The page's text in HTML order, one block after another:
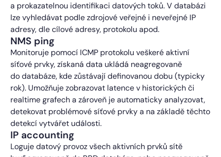
a prokazatelnou identifikaci datových toků. V databázi
lze vyhledávat podle zdrojové veřejné i neveřejné IP
adresy, dle cílové adresy, protokolu apod.
NMS ping
Monitoruje pomocí ICMP protokolu veškeré aktivní
síťové prvky, získaná data ukládá neagregovaně
do databáze, kde zůstávají definovanou dobu (typicky
rok). Umožňuje zobrazovat latence v historických či
realtime grafech a zároveň je automaticky analyzovat,
detekovat problémové síťové prvky a na základě těchto
detekcí vytvářet události.
IP accounting
Loguje datový provoz všech aktivních prvků sítě